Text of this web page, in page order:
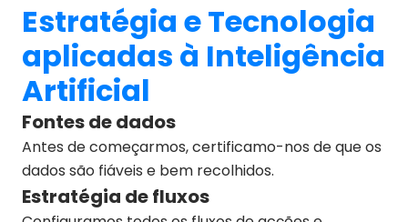
Estratégia e Tecnologia
aplicadas à Inteligência
Artificial
Fontes de dados
Antes de começarmos, certificamo-nos de que os
dados são fiáveis e bem recolhidos.
Estratégia de fluxos